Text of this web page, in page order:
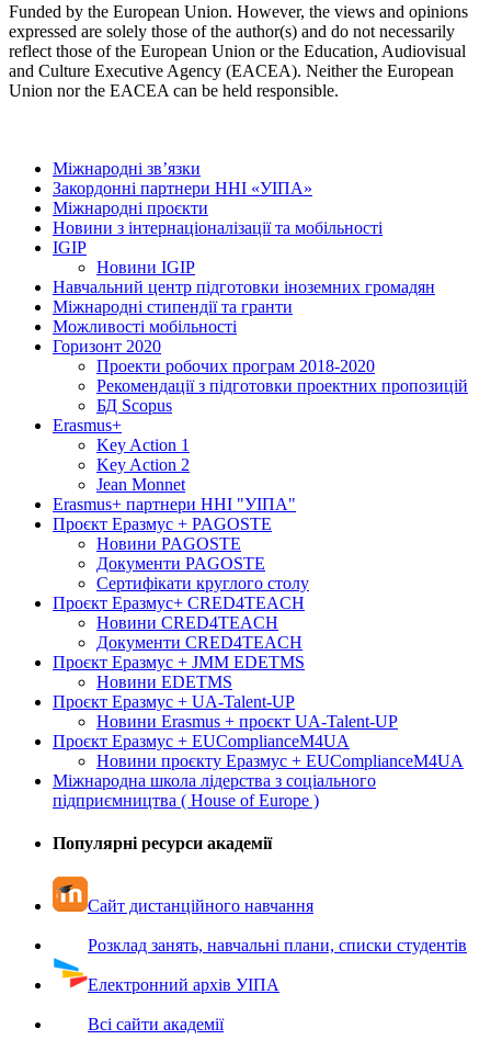
Funded by the European Union. However, the views and opinions
expressed are solely those of the author(s) and do not necessarily
reflect those of the European Union or the Education, Audiovisual
and Culture Executive Agency (EACEA). Neither the European
Union nor the EACEA can be held responsible.
Міжнародні зв’язки
Закордонні партнери ННІ «УІПА»
Міжнародні проєкти
Новини з інтернаціоналізації та мобільності
IGIP
Новини IGIP
Навчальний центр підготовки іноземних громадян
Міжнародні стипендії та гранти
Можливості мобільності
Горизонт 2020
Проекти робочих програм 2018-2020
Рекомендації з підготовки проектних пропозицій
БД Scopus
Erasmus+
Key Action 1
Key Action 2
Jean Monnet
Erasmus+ партнери ННІ "УІПА"
Проєкт Еразмус + PAGOSTE
Новини PAGOSTE
Документи PAGOSTE
Сертифікати круглого столу
Проєкт Еразмус+ CRED4TEACH
Новини CRED4TEACH
Документи CRED4TEACH
Проєкт Еразмус + JMM EDETMS
Новини EDETMS
Проєкт Еразмус + UA-Talent-UP
Новини Erasmus + проєкт UA-Talent-UP
Проєкт Еразмус + EUComplianceM4UA
Новини проєкту Еразмус + EUComplianceM4UA
Міжнародна школа лідерства з соціального
підприємництва ( House of Europe )
Популярні ресурси академії
Сайт дистанційного навчання
Розклад занять, навчальні плани, списки студентів
Електронний архів УІПА
Всі сайти академії